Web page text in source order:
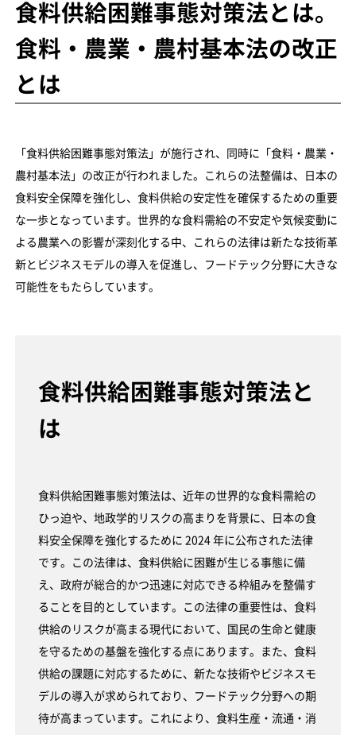
食料供給困難事態対策法とは。
食料・農業・農村基本法の改正
とは
「食料供給困難事態対策法」が施行され、同時に「食料・農業・
農村基本法」の改正が行われました。これらの法整備は、日本の
食料安全保障を強化し、食料供給の安定性を確保するための重要
な一歩となっています。世界的な食料需給の不安定や気候変動に
よる農業への影響が深刻化する中、これらの法律は新たな技術革
新とビジネスモデルの導入を促進し、フードテック分野に大きな
可能性をもたらしています。
食料供給困難事態対策法と
は
食料供給困難事態対策法は、近年の世界的な食料需給の
ひっ迫や、地政学的リスクの高まりを背景に、日本の食
料安全保障を強化するために 2024 年に公布された法律
です。この法律は、食料供給に困難が生じる事態に備
え、政府が総合的かつ迅速に対応できる枠組みを整備す
ることを目的としています。この法律の重要性は、食料
供給のリスクが高まる現代において、国民の生命と健康
を守るための基盤を強化する点にあります。また、食料
供給の課題に対応するために、新たな技術やビジネスモ
デルの導入が求められており、フードテック分野への期
待が高まっています。これにより、食料生産・流通・消